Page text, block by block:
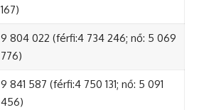
167)
9 804 022 (férfi:4 734 246; nő: 5 069
776)
9 841 587 (férfi:4 750 131; nő: 5 091
456)